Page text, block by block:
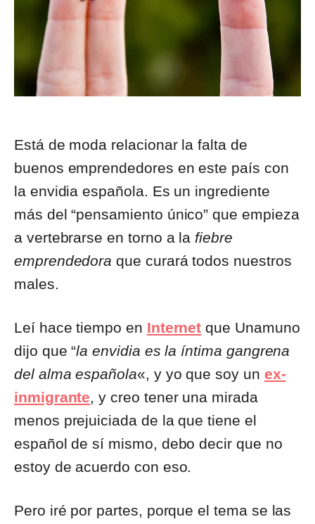
Está de moda relacionar la falta de
buenos emprendedores en este país con
la envidia española. Es un ingrediente
más del “pensamiento único” que empieza
a vertebrarse en torno a la fiebre
emprendedora que curará todos nuestros
males.
Leí hace tiempo en Internet que Unamuno
dijo que “la envidia es la íntima gangrena
del alma española«, y yo que soy un ex-
inmigrante, y creo tener una mirada
menos prejuiciada de la que tiene el
español de sí mismo, debo decir que no
estoy de acuerdo con eso.
Pero iré por partes, porque el tema se las